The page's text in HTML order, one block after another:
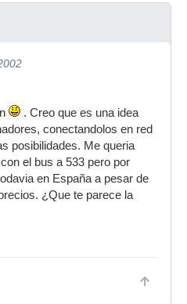
. Creo que es una idea
conectandolos en red
posibilidades. Me queria
el bus a 533 pero por
en España a pesar de
¿Que te parece la